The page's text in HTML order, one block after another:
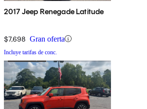
2017 Jeep Renegade Latitude
$7,698 Gran oferta
Incluye tarifas de conc.